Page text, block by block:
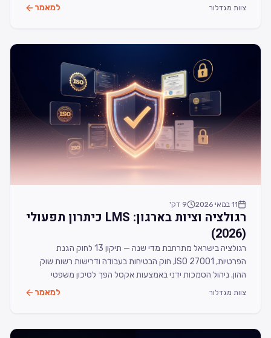
צוות מגדלור למאמר
11 במאי 2026 9 דק'
רגולציה וציות בארגון: LMS כיתרון תפעולי
(2026)
רגולציה בישראל מתרחבת מדי שנה — תיקון 13 לחוק הגנת
הפרטיות, ISO 27001, חוק הבטיחות בעבודה ודרישות רשות שוק
ההון. ניהול הסמכות ידני באמצעות אקסל הפך לסיכון משפטי
ותפעולי. במאמר זה תגלו כיצד מערכת LMS הופכת את הציות
צוות מגדלור למאמר